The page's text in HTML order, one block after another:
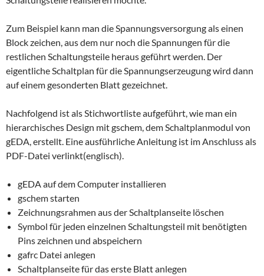
Zum Beispiel kann man die Spannungsversorgung als einen
Block zeichen, aus dem nur noch die Spannungen für die
restlichen Schaltungsteile heraus geführt werden. Der
eigentliche Schaltplan für die Spannungserzeugung wird dann
auf einem gesonderten Blatt gezeichnet.
Nachfolgend ist als Stichwortliste aufgeführt, wie man ein
hierarchisches Design mit gschem, dem Schaltplanmodul von
gEDA, erstellt. Eine ausführliche Anleitung ist im Anschluss als
PDF-Datei verlinkt(englisch).
gEDA auf dem Computer installieren
gschem starten
Zeichnungsrahmen aus der Schaltplanseite löschen
Symbol für jeden einzelnen Schaltungsteil mit benötigten
Pins zeichnen und abspeichern
gafrc Datei anlegen
Schaltplanseite für das erste Blatt anlegen